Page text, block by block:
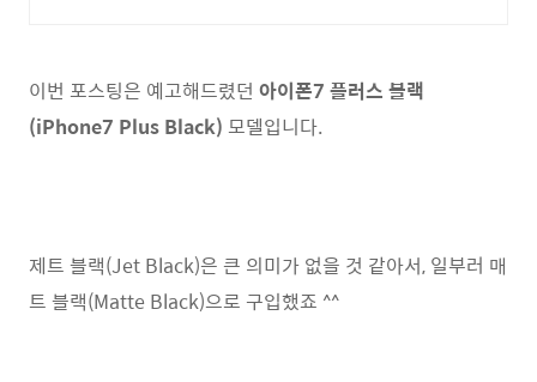
이번 포스팅은 예고해드렸던 아이폰7 플러스 블랙
(iPhone7 Plus Black) 모델입니다.
제트 블랙(Jet Black)은 큰 의미가 없을 것 같아서, 일부러 매
트 블랙(Matte Black)으로 구입했죠 ^^